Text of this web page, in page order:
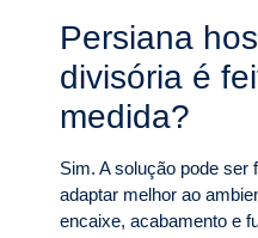
Persiana
divisória é
medida?
Sim. A solução pode ser
adaptar melhor ao
encaixe, acabamento e